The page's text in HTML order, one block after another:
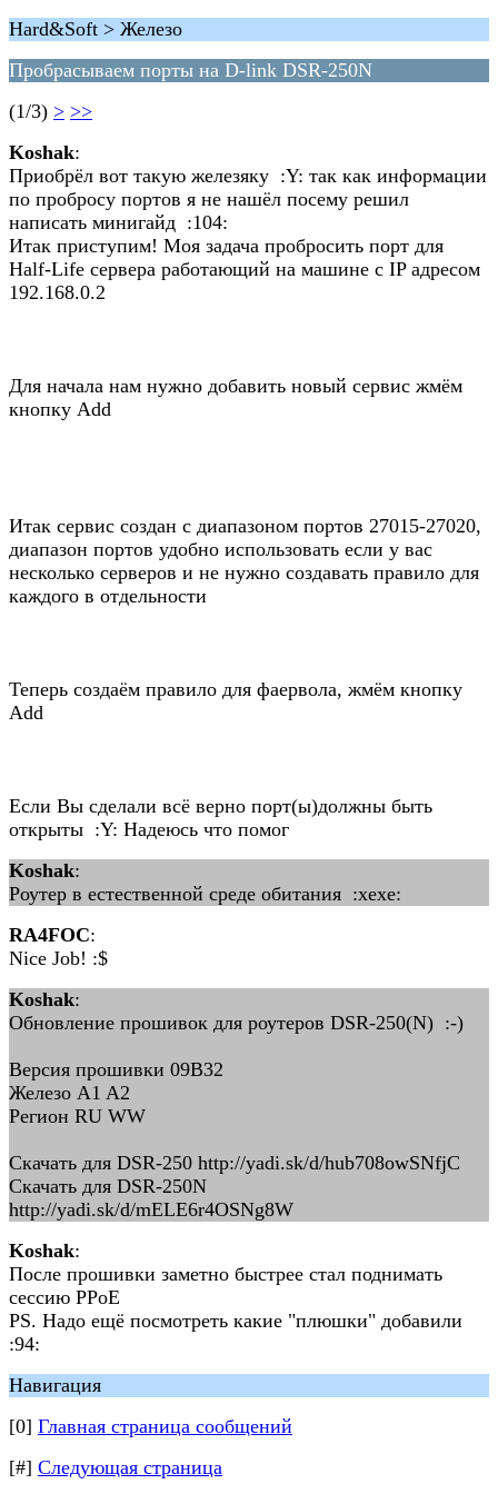
Hard&Soft > Железо
Пробрасываем порты на D-link DSR-250N
(1/3) > >>
Koshak:
Приобрёл вот такую железяку :Y: так как информации
по пробросу портов я не нашёл посему решил
написать минигайд :104:
Итак приступим! Моя задача пробросить порт для
Half-Life сервера работающий на машине с IP адресом
192.168.0.2
Для начала нам нужно добавить новый сервис жмём
кнопку Add
Итак сервис создан с диапазоном портов 27015-27020,
диапазон портов удобно использовать если у вас
несколько серверов и не нужно создавать правило для
каждого в отдельности
Теперь создаём правило для фаервола, жмём кнопку
Add
Если Вы сделали всё верно порт(ы)должны быть
открыты :Y: Надеюсь что помог
Koshak:
Роутер в естественной среде обитания :xexe:
RA4FOC:
Nice Job! :$
Koshak:
Обновление прошивок для роутеров DSR-250(N) :-)
Версия прошивки 09B32
Железо A1 A2
Регион RU WW
Скачать для DSR-250 http://yadi.sk/d/hub708owSNfjC
Скачать для DSR-250N
http://yadi.sk/d/mELE6r4OSNg8W
Koshak:
После прошивки заметно быстрее стал поднимать
сессию PPoE
PS. Надо ещё посмотреть какие "плюшки" добавили
:94:
Навигация
[0] Главная страница сообщений
[#] Следующая страница